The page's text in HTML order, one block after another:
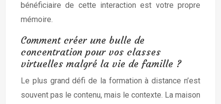
bénéficiaire de cette interaction est votre propre
mémoire.
Comment créer une bulle de
concentration pour vos classes
virtuelles malgré la vie de famille ?
Le plus grand défi de la formation à distance n’est
souvent pas le contenu, mais le contexte. La maison